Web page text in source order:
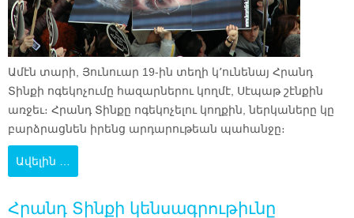
Ամէն տարի, Յունուար 19-ին տեղի կ՚ունենայ Հրանդ
Տինքի ոգեկոչումը հազարներու կողմէ, Սէպաթ շէնքին
առջեւ։ Հրանդ Տինքը ոգեկոչելու կողքին, ներկաները կը
բարձրացնեն իրենց արդարութեան պահանջը։
Ավելին …
Հրանդ Տինքի կենսագրութիւնը